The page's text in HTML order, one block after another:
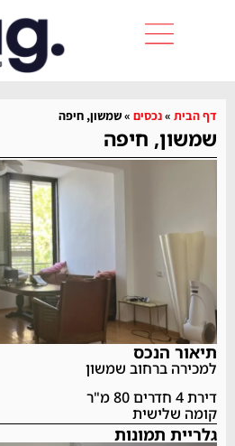
דף הבית »נכסים »שמשון, חיפה
שמשון, חיפה
תיאור הנכס
למכירה ברחוב שמשון
דירת 4 חדרים 80 מ"ר
קומה שלישית
גלריית תמונות